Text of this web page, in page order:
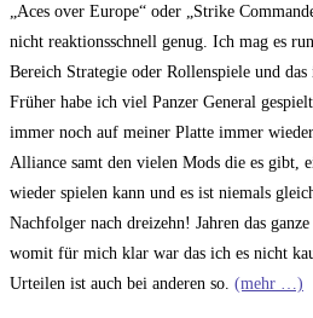
„Aces over Europe“ oder „Strike
nicht reaktionsschnell genug. Ich mag es
Bereich Strategie oder Rollenspiele und das
Früher habe ich viel Panzer General
immer noch auf meiner Platte immer
Alliance samt den vielen Mods die es gibt,
wieder spielen kann und es ist niemals
Nachfolger nach dreizehn! Jahren das
womit für mich klar war das ich es nicht
Urteilen ist auch bei anderen so. (mehr …)